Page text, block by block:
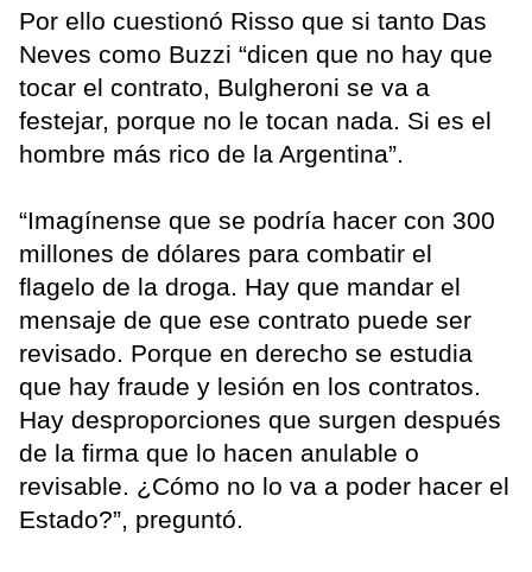
Por ello cuestionó Risso que si tanto Das
Neves como Buzzi “dicen que no hay que
tocar el contrato, Bulgheroni se va a
festejar, porque no le tocan nada. Si es el
hombre más rico de la Argentina”.
“Imagínense que se podría hacer con 300
millones de dólares para combatir el
flagelo de la droga. Hay que mandar el
mensaje de que ese contrato puede ser
revisado. Porque en derecho se estudia
que hay fraude y lesión en los contratos.
Hay desproporciones que surgen después
de la firma que lo hacen anulable o
revisable. ¿Cómo no lo va a poder hacer el
Estado?”, preguntó.